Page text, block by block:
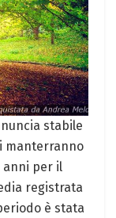
stabile
manterranno
anni per il
registrata
è stata